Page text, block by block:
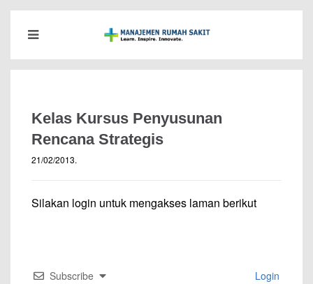
Kelas Kursus Penyusunan
Rencana Strategis
21/02/2013.
Silakan login untuk mengakses laman berikut
Subscribe Login